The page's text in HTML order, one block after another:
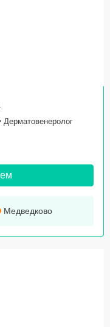
Дерматовенеролог
Медведково